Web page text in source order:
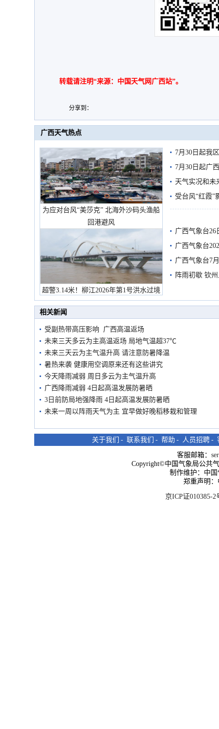
转载请注明“来源：中国天气网广西站”。
分享到：
广西天气热点
为应对台风“美莎克” 北海外沙码头渔船
回港避风
超警3.14米！柳江2026年第1号洪水过境
市民在堤岸见证汛况
7月30日起我
7月30日起广
天气实况和未
受台风“红霞”
有较强降雨
广西气象台26
广西气象台
预警
广西气象台7
阵雨初歇 钦
相关新闻
受副热带高压影响 广西高温返场
未来三天多云为主高温返场 局地气温超37℃
未来三天云为主气温升高 请注意防暑降温
暑热来袭 健康用空调原来还有这些讲究
今天降雨减弱 周日多云为主气温升高
广西降雨减弱 4日起高温发展防暑晒
3日前防局地强降雨 4日起高温发展防暑晒
未来一周以阵雨天气为主 宜早做好晚稻移栽和管理
关于我们 - 联系我们 - 帮助 - 人员招聘 -
客服邮箱：
Copyright©中国气象局公共
制作维护：中
郑重声明
京ICP证010385-2